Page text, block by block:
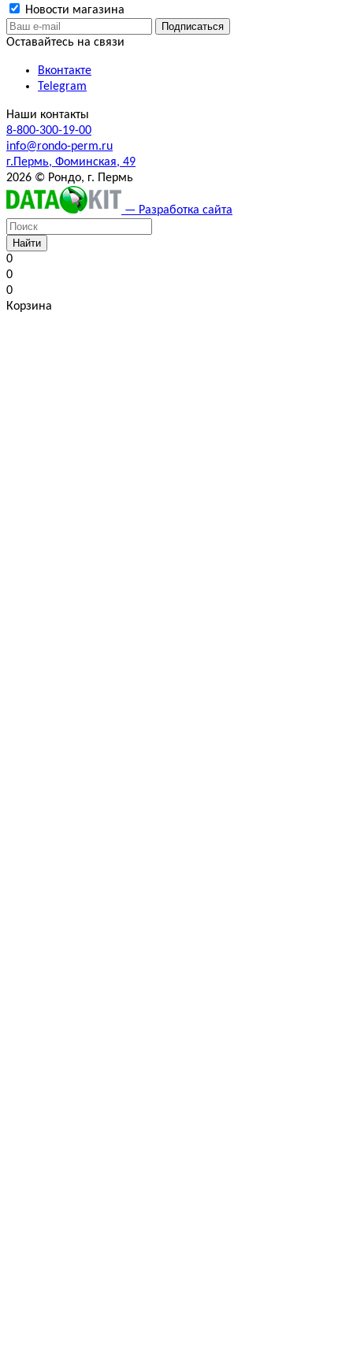
Новости магазина
Оставайтесь на связи
Вконтакте
Telegram
Наши контакты
8-800-300-19-00
info@rondo-perm.ru
г.Пермь, Фоминская, 49
2026 © Рондо, г. Пермь
— Разработка сайта
Найти
0
0
0
Корзина